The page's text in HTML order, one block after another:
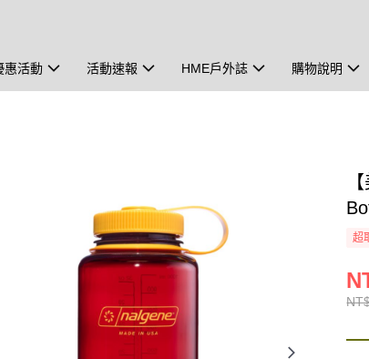
惠活動 活動速報 HME戶外誌 購物說明
超